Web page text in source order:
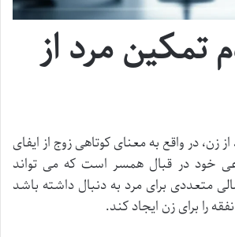
مرد از
در واقع به معنای کوتاهی زوج از ایفای
خود در قبال همسر است که می تواند
متعددی برای مرد به دنبال داشته باشد
را برای زن ایجاد کند.